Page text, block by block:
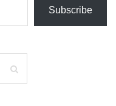
Subscribe